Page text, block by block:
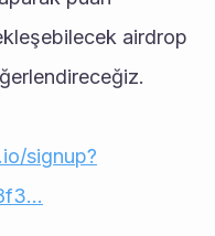
airdrop
signup?